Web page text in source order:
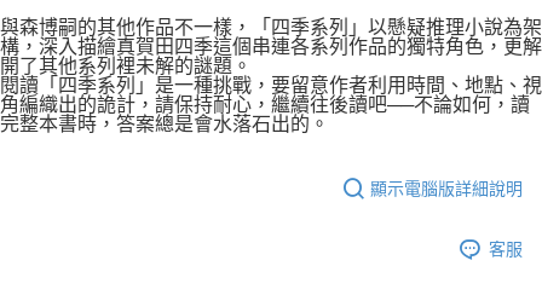
與森博嗣的其他作品不一樣，「四季系列」以懸疑推理小說為架
構，深入描繪真賀田四季這個串連各系列作品的獨特角色，更解
開了其他系列裡未解的謎題。
閱讀「四季系列」是一種挑戰，要留意作者利用時間、地點、視
角編織出的詭計，請保持耐心，繼續往後讀吧──不論如何，讀
完整本書時，答案總是會水落石出的。
顯示電腦版詳細說明
客服